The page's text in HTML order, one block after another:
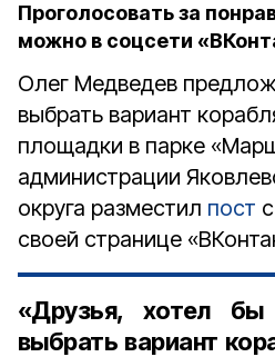
Проголосовать за
можно в соцсети
Олег Медведев
выбрать вариант
площадки в парке
администрации
округа разместил пост
своей странице
«Друзья, хотел
выбрать вариант